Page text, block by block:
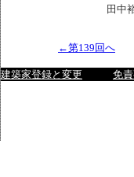
田中
←第139回へ
建築家登録と変更 免